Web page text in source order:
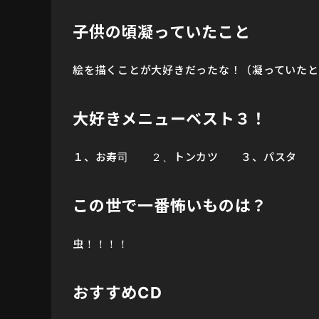
子供の頃凝っていたこと
絵を描くことが大好きだったな！（凝っていたと
大好きメニューベスト３！
１、お寿司 ２、トンカツ ３、パスタ
この世で一番怖いものは？
虫！！！！
おすすめCD